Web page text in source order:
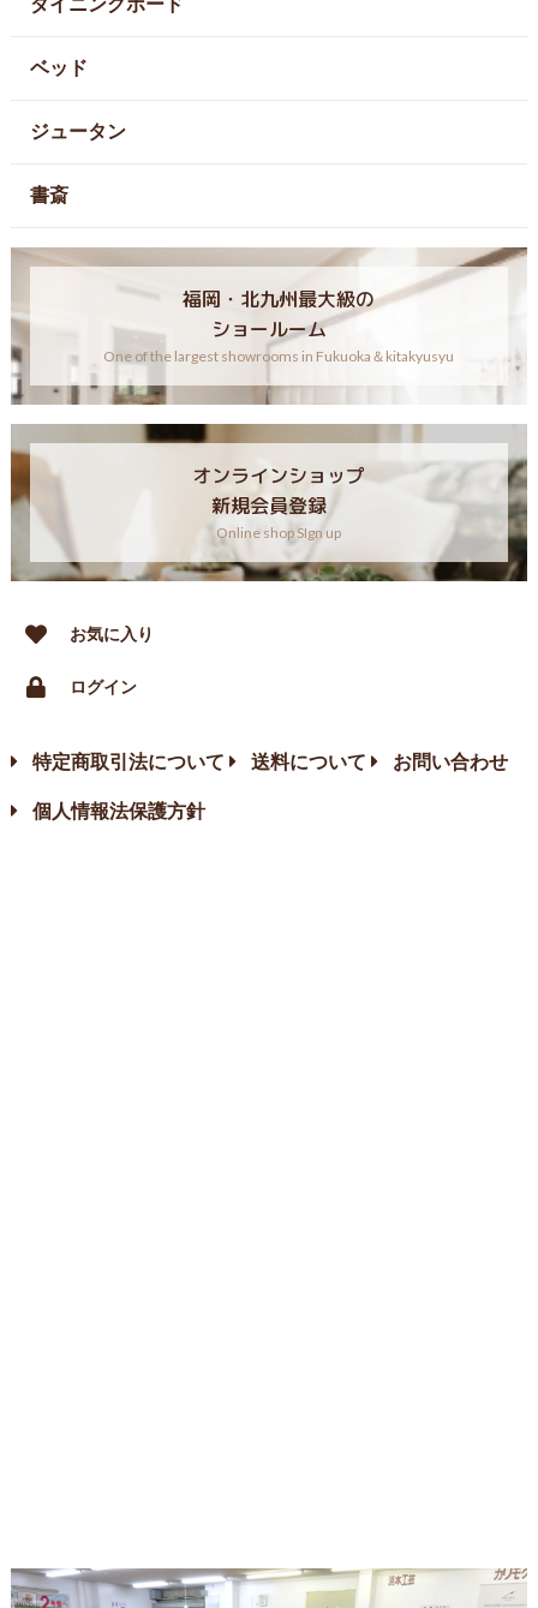
ダイニングボード
ベッド
ジュータン
書斎
福岡・北九州最大級の
ショールーム
One of the largest showrooms in Fukuoka＆kitakyusyu
オンラインショップ
新規会員登録
Online shop SIgn up
お気に入り
ログイン
特定商取引法について 送料について お問い合わせ
個人情報法保護方針